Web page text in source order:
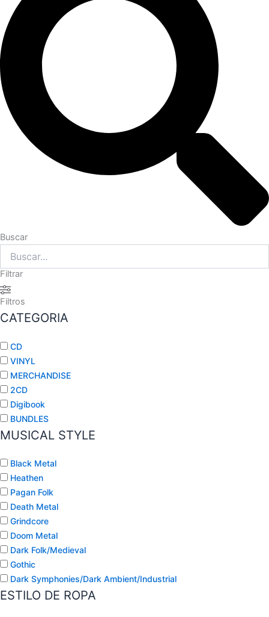
Buscar
Filtrar
Filtros
CATEGORIA
CD
VINYL
MERCHANDISE
2CD
Digibook
BUNDLES
MUSICAL STYLE
Black Metal
Heathen
Pagan Folk
Death Metal
Grindcore
Doom Metal
Dark Folk/Medieval
Gothic
Dark Symphonies/Dark Ambient/Industrial
ESTILO DE ROPA